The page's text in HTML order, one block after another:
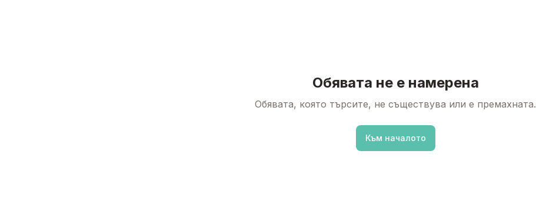
Обявата не е намерена
Обявата, която търсите, не съществува или е премахната.
Към началото